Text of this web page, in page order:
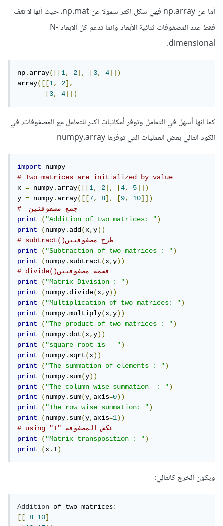
أما عن np.array فهي شكل اكثر شمولا عن np.mat، حيث أنها لا تقف
فقط عند المصفوفات ثنائية الأبعاد وانما تدعم كل ألابعاد N-
dimensional.
np.array([[1, 2], [3, 4]])
array([[1, 2],
[3, 4]])
كما انها أسهل في التعامل وتوفر أمكانيات اكثر للتعامل مع المصفوفات، في
الكود التالي بعض العمليات التي توفرها numpy.array
import
# Two matrices are initialized by value
x = numpy.array([[1, 2], [4, 5]])
y = numpy.array([[7, 8], [9, 10]])
#  جمع مصفوفتين
print
("Addition of two matrices: ")
print
(numpy.add(x,y))
# subtract()طرح مصفوفتين
print
("Subtraction of two matrices : ")
print
(numpy.subtract(x,y))
# divide()قسمة مصفوفتين
print
("Matrix Division : ")
print
(numpy.divide(x,y))
print
("Multiplication of two matrices: ")
print
(numpy.multiply(x,y))
print
("The product of two matrices : ")
print
(numpy.dot(x,y))
print
("square root is : ")
print
(numpy.sqrt(x))
print
("The summation of elements : ")
print
(numpy.sum(y))
print
("The column wise summation  : ")
print
(numpy.sum(y,axis=0))
print
("The row wise summation: ")
print
(numpy.sum(y,axis=1))
# using "T" عكس المصفوفة
print
("Matrix transposition : ")
print
(x.T)
ويكون الخرج كالتالي:
Addition of two matrices:
[[
8 10]